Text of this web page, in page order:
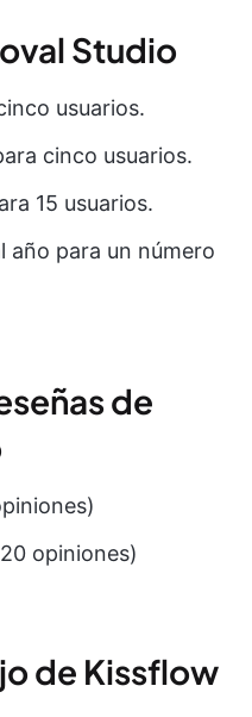
Studio
usuarios.
cinco usuarios.
15 usuarios.
año para un número
de
opiniones)
de Kissflow